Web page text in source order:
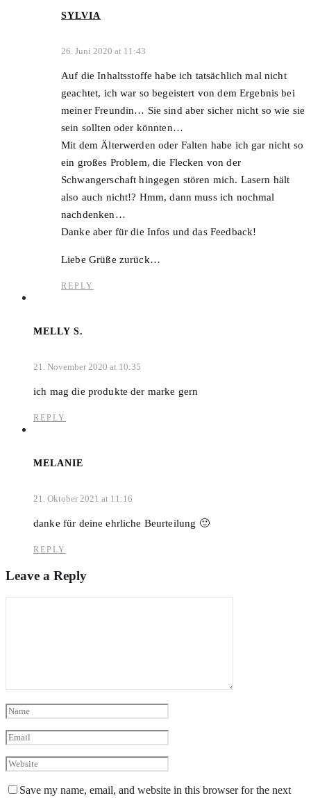
SYLVIA
26. Juni 2020 at 11:43
Auf die Inhaltsstoffe habe ich tatsächlich mal nicht
geachtet, ich war so begeistert von dem Ergebnis bei
meiner Freundin… Sie sind aber sicher nicht so wie sie
sein sollten oder könnten…
Mit dem Älterwerden oder Falten habe ich gar nicht so
ein großes Problem, die Flecken von der
Schwangerschaft hingegen stören mich. Lasern hält
also auch nicht!? Hmm, dann muss ich nochmal
nachdenken…
Danke aber für die Infos und das Feedback!
Liebe Grüße zurück…
REPLY
MELLY S.
21. November 2020 at 10:35
ich mag die produkte der marke gern
REPLY
MELANIE
21. Oktober 2021 at 11:16
danke für deine ehrliche Beurteilung 🙂
REPLY
Leave a Reply
Save my name, email, and website in this browser for the next